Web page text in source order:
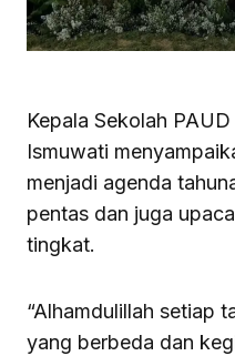
Kepala Sekolah
Ismuwati
menjadi agenda
pentas dan juga
tingkat.
“Alhamdulillah setiap
yang berbeda dan